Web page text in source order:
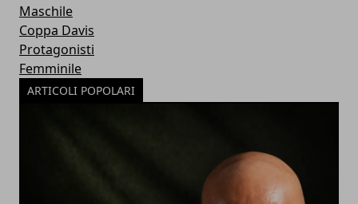
Maschile
Coppa Davis
Protagonisti
Femminile
ARTICOLI POPOLARI